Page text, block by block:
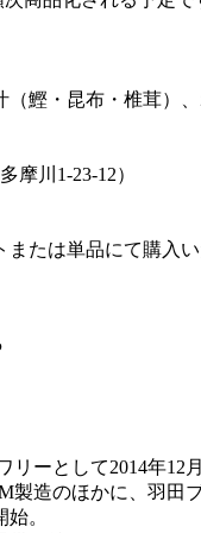
鰹・昆布・椎茸）
摩川1-23-12）
たは単品にて購入い
ーとして2014年12
造のほかに、羽
。